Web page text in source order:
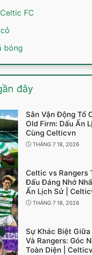
FC
bóng
đây
Firm
Sân Vận Động Tổ
Old Firm: Dấu Ấn
Cùng Celticvn
THÁNG 7 18, 2026
Celtic vs Rangers
Đấu Đáng Nhớ
Ấn Lịch Sử |
THÁNG 7 18, 2026
Sự Khác Biệt
Và Rangers: Góc
Toàn Diện |